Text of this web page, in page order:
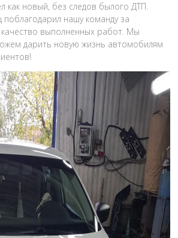
как новый, без следов былого ДТП.
нашу команду за
выполненных работ. Мы
дарить новую жизнь автомобилям